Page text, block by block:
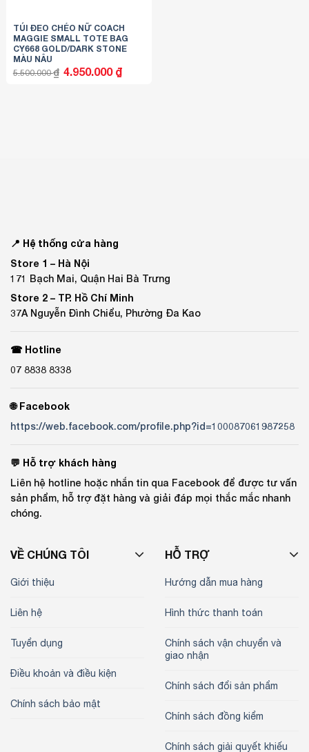
TÚI ĐEO CHÉO NỮ COACH
MAGGIE SMALL TOTE BAG
CY668 GOLD/DARK STONE
MÀU NÂU
5.500.000₫ Giá
gốc
4.950.000 ₫Giá
hiện
📍 Hệ thống cửa hàng
Store 1 – Hà Nội
171 Bạch Mai, Quận Hai Bà Trưng
Store 2 – TP. Hồ Chí Minh
37A Nguyễn Đình Chiểu, Phường Đa Kao
☎ Hotline
07 8838 8338
🌐 Facebook
https://web.facebook.com/profile.php?id=100087061987258
💬 Hỗ trợ khách hàng
Liên hệ hotline hoặc nhắn tin qua Facebook để được tư vấn
sản phẩm, hỗ trợ đặt hàng và giải đáp mọi thắc mắc nhanh
chóng.
VỀ CHÚNG TÔI
Giới thiệu
Liên hệ
Tuyển dụng
Điều khoản và điều kiện
Chính sách bảo mật
HỖ TRỢ
Hướng dẫn mua hàng
Hình thức thanh toán
Chính sách vận chuyển và
giao nhận
Chính sách đổi sản phẩm
Chính sách đồng kiểm
Chính sách giải quyết khiếu